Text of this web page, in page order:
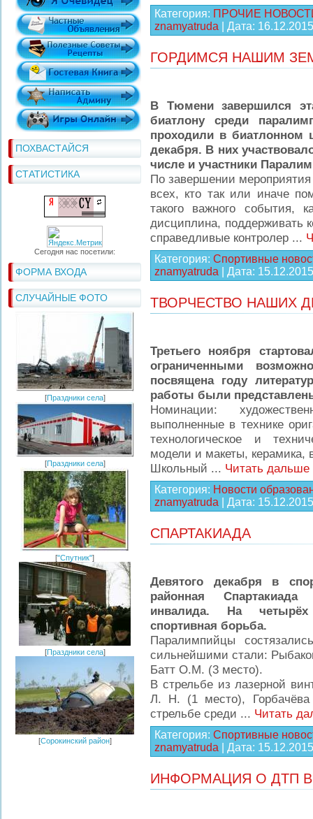
ПОХВАСТАЙСЯ
СТАТИСТИКА
Сегодня нас посетили:
ФОРМА ВХОДА
СЛУЧАЙНЫЕ ФОТО
[Праздники села]
[Праздники села]
["Спутник"]
[Праздники села]
[Сорокинский район]
Категория: ПРОЧИЕ
znamyatruda | Дата: 16.12.2015
ГОРДИМСЯ НАШИМ
В Тюмени завершился
биатлону среди
проходили в
декабря. В них
числе и участники
По завершении
всех, кто так или иначе
такого важного события,
дисциплина, поддерживать
справедливые контролер ...
Категория: Спортивные
znamyatruda | Дата: 15.12.2015
ТВОРЧЕСТВО НАШИХ
Третьего ноября
ограниченными
посвящена году
работы были
Номинации:
выполненные в технике
технологическое и
модели и макеты, керамика,
Школьный ... Читать дальше
Категория: Новости
znamyatruda | Дата: 15.12.2015
СПАРТАКИАДА
Девятого декабря в
районная
инвалида. На четырёх
спортивная борьба.
Паралимпийцы
сильнейшими стали:
Батт О.М. (3 место).
В стрельбе из лазерной
Л. Н. (1 место),
стрельбе среди ... Читать
Категория: Спортивные
znamyatruda | Дата: 15.12.2015
ИНФОРМАЦИЯ О ДТП